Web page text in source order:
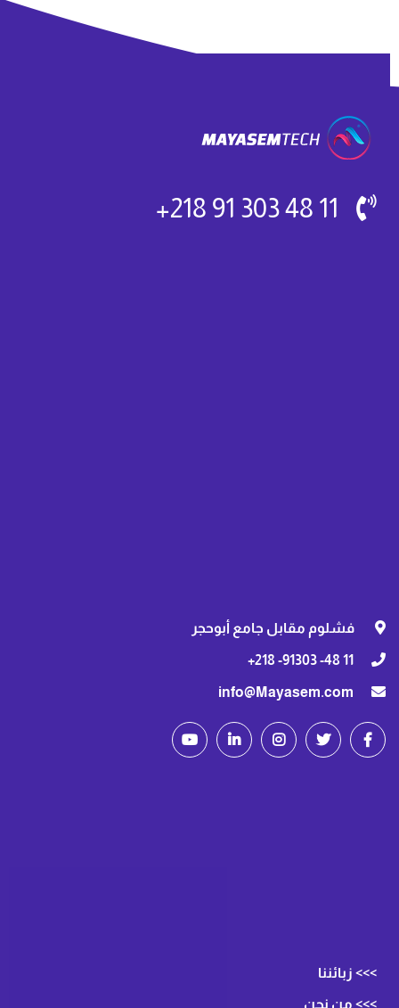
11 48 303 91 218+
فشلوم مقابل جامع أبوحجر
11 48- 91303- 218+
info@Mayasem.com
>>> زبائننا
>>> من نحن